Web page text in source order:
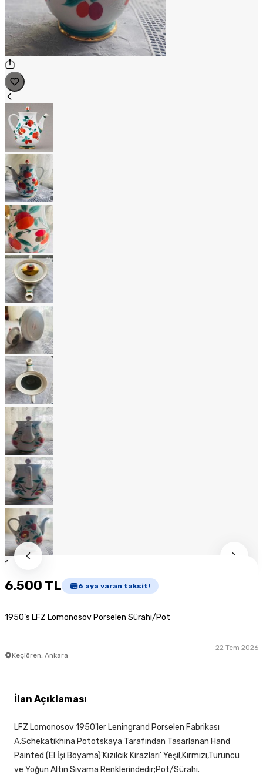
1
6.500 TL 6 aya varan taksit!
1950’s LFZ Lomonosov Porselen Sürahi/Pot
Keçiören, Ankara
22 Tem 2026
İlan Açıklaması
LFZ Lomonosov 1950'ler Leningrand Porselen Fabrikası
A.Schekatikhina Pototskaya Tarafından Tasarlanan Hand
Painted (El İşi Boyama)'Kızılcık Kirazları' Yeşil,Kırmızı,Turuncu
ve Yoğun Altın Sıvama Renklerindedir;Pot/Sürahi.